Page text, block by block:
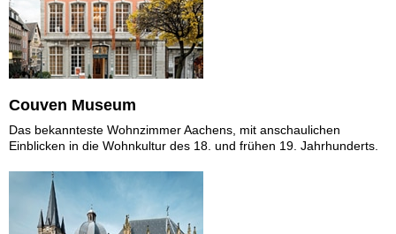
Couven Museum
Das bekannteste Wohnzimmer Aachens, mit anschaulichen
Einblicken in die Wohnkultur des 18. und frühen 19. Jahrhunderts.